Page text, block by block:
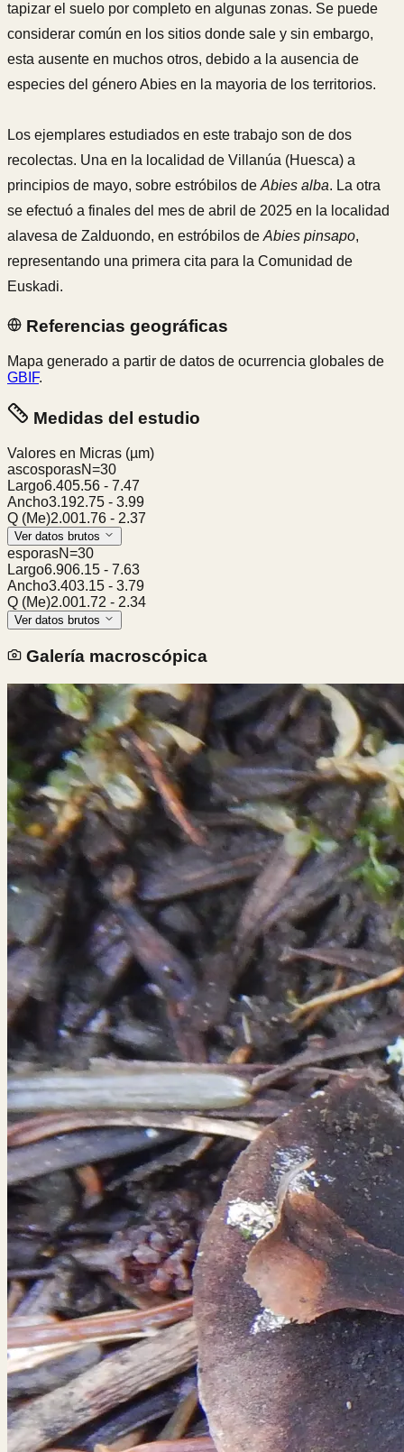
tapizar el suelo por completo en algunas zonas. Se puede
considerar común en los sitios donde sale y sin embargo,
esta ausente en muchos otros, debido a la ausencia de
especies del género Abies en la mayoria de los territorios.
Los ejemplares estudiados en este trabajo son de dos
recolectas. Una en la localidad de Villanúa (Huesca) a
principios de mayo, sobre estróbilos de Abies alba. La otra
se efectuó a finales del mes de abril de 2025 en la localidad
alavesa de Zalduondo, en estróbilos de Abies pinsapo,
representando una primera cita para la Comunidad de
Euskadi.
Referencias geográficas
Mapa generado a partir de datos de ocurrencia globales de
GBIF.
Medidas del estudio
Valores en Micras (µm)
ascosporasN=30
Largo6.405.56 - 7.47
Ancho3.192.75 - 3.99
Q (Me)2.001.76 - 2.37
Ver datos brutos
esporasN=30
Largo6.906.15 - 7.63
Ancho3.403.15 - 3.79
Q (Me)2.001.72 - 2.34
Ver datos brutos
Galería macroscópica